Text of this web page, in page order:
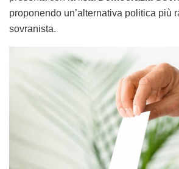
proponendo un’alternativa politica più
sovranista.